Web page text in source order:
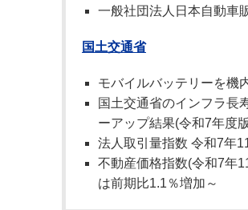
一般社団法人日本自動車
国土交通省
モバイルバッテリーを機
国土交通省のインフラ長
ーアップ結果(令和7年度
法人取引量指数 令和7年
不動産価格指数(令和7年
は前期比1.1％増加～